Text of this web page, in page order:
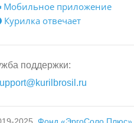
Мобильное приложение
Курилка отвечает
поддержки: